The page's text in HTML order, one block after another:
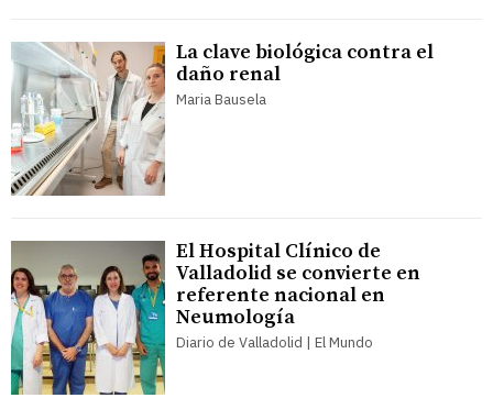
La clave biológica contra el
daño renal
Maria Bausela
El Hospital Clínico de
Valladolid se convierte en
referente nacional en
Neumología
Diario de Valladolid | El Mundo